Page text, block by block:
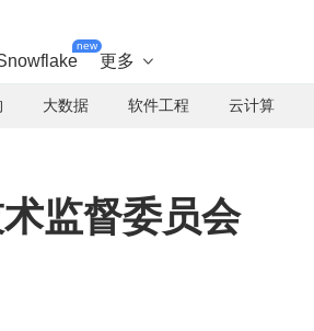
new
更多 
大数据 软件工程 云计算
监督委员会